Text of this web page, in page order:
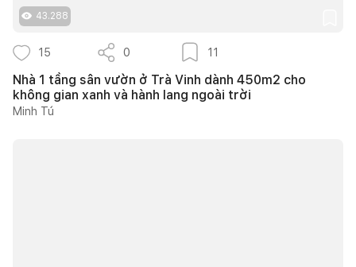
43.288
15 0 11
Nhà 1 tầng sân vườn ở Trà Vinh dành 450m2 cho
không gian xanh và hành lang ngoài trời
Minh Tú